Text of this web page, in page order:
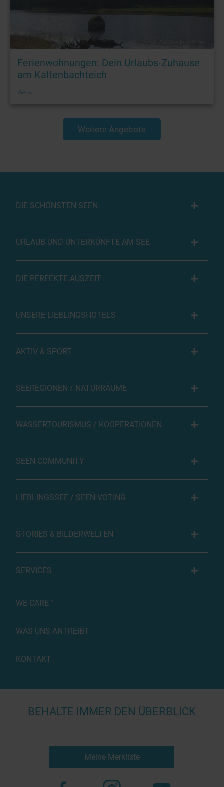
Ferienwohnungen: Dein Urlaubs-Zuhause
am Kaltenbachteich
Weitere Angebote
DIE SCHÖNSTEN SEEN
URLAUB UND UNTERKÜNFTE AM SEE
DIE PERFEKTE AUSZEIT
UNSERE LIEBLINGSHOTELS
AKTIV & SPORT
SEEREGIONEN / NATURRÄUME
WASSERTOURISMUS / KOOPERATIONEN
SEEN COMMUNITY
LIEBLINGSSEE / SEEN VOTING
STORIES & BILDERWELTEN
SERVICES
WE CARE™
WAS UNS ANTREIBT
KONTAKT
BEHALTE IMMER DEN ÜBERBLICK
Meine Merkliste